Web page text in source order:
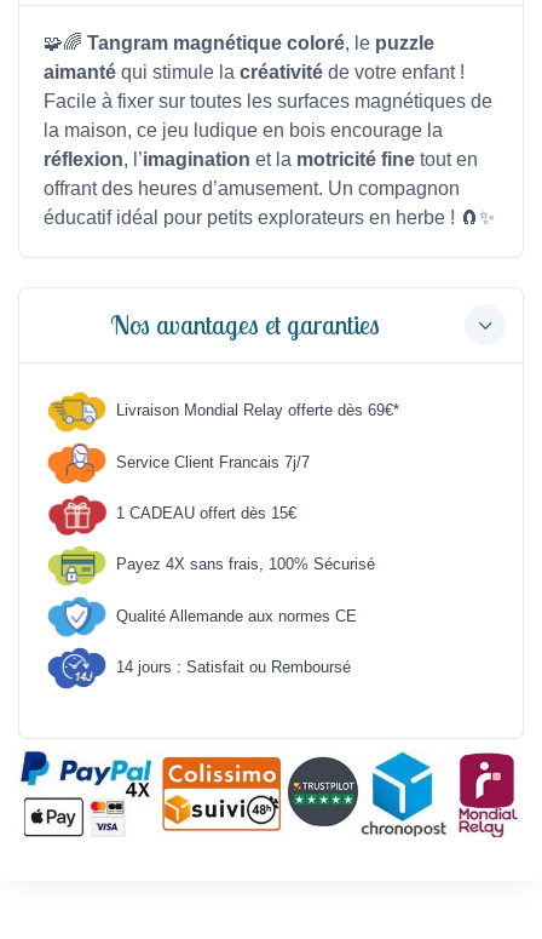
🧩🌈 Tangram magnétique coloré, le puzzle
aimanté qui stimule la créativité de votre enfant !
Facile à fixer sur toutes les surfaces magnétiques de
la maison, ce jeu ludique en bois encourage la
réflexion, l’imagination et la motricité fine tout en
offrant des heures d’amusement. Un compagnon
éducatif idéal pour petits explorateurs en herbe ! 🧲✨
Nos avantages et garanties
Livraison Mondial Relay offerte dès 69€*
Service Client Francais 7j/7
1 CADEAU offert dès 15€
Payez 4X sans frais, 100% Sécurisé
Qualité Allemande aux normes CE
14 jours : Satisfait ou Remboursé